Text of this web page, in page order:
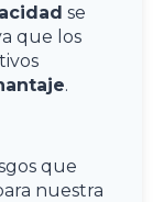
se
que los
.
que
nuestra